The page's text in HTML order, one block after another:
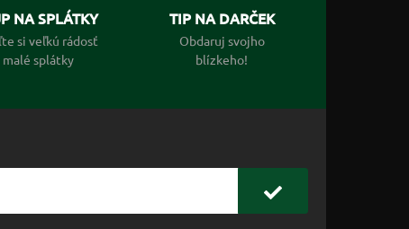
NA SPLÁTKY
si veľkú rádosť
malé splátky
TIP NA DARČEK
Obdaruj svojho
blízkeho!